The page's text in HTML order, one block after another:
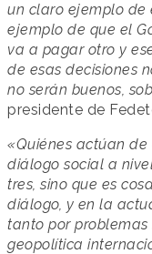
un claro ejemplo de
ejemplo de que el
va a pagar otro y
de esas decisiones
no serán buenos,
presidente de
«Quiénes actúan
diálogo social a
tres, sino que es
diálogo, y en la
tanto por
geopolítica